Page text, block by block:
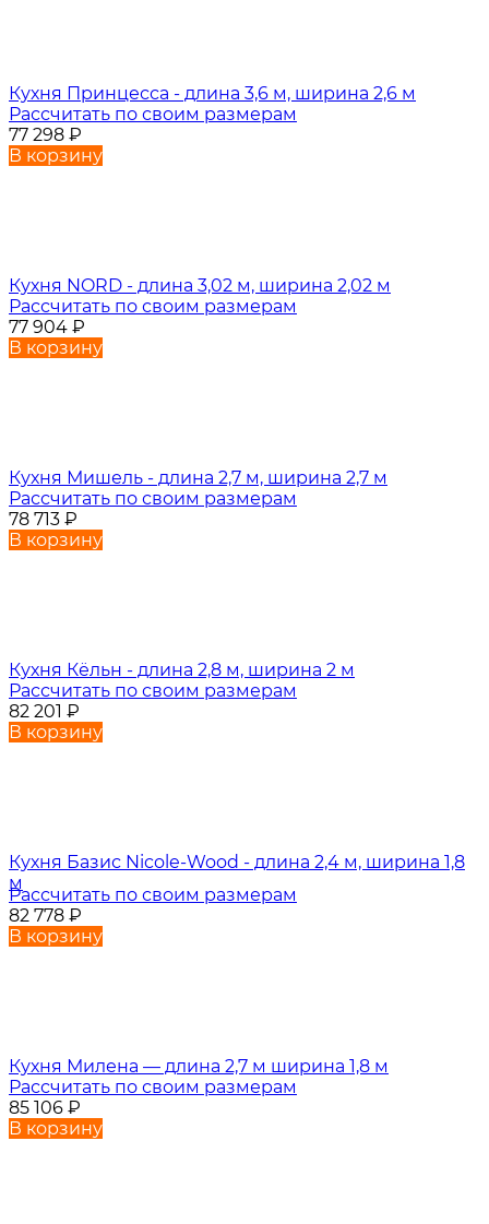
Кухня Принцесса - длина 3,6 м, ширина 2,6 м
Рассчитать по своим размерам
77 298 ₽
В корзину
Кухня NORD - длина 3,02 м, ширина 2,02 м
Рассчитать по своим размерам
77 904 ₽
В корзину
Кухня Мишель - длина 2,7 м, ширина 2,7 м
Рассчитать по своим размерам
78 713 ₽
В корзину
Кухня Кёльн - длина 2,8 м, ширина 2 м
Рассчитать по своим размерам
82 201 ₽
В корзину
Кухня Базис Nicole-Wood - длина 2,4 м, ширина 1,8
м
Рассчитать по своим размерам
82 778 ₽
В корзину
Кухня Милена — длина 2,7 м ширина 1,8 м
Рассчитать по своим размерам
85 106 ₽
В корзину